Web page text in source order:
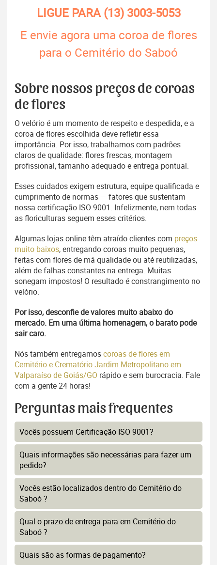
LIGUE PARA(13) 3003-5053
E envie agora uma coroa de flores
para o Cemitério do Saboó
Sobre nossos preços de coroas
de flores
O velório é um momento de respeito e despedida, e a
coroa de flores escolhida deve refletir essa
importância. Por isso, trabalhamos com padrões
claros de qualidade: flores frescas, montagem
profissional, tamanho adequado e entrega pontual.
Esses cuidados exigem estrutura, equipe qualificada e
cumprimento de normas — fatores que sustentam
nossa certificação ISO 9001. Infelizmente, nem todas
as floriculturas seguem esses critérios.
Algumas lojas online têm atraído clientes com preços
muito baixos, entregando coroas muito pequenas,
feitas com flores de má qualidade ou até reutilizadas,
além de falhas constantes na entrega. Muitas
sonegam impostos! O resultado é constrangimento no
velório.
Por isso, desconfie de valores muito abaixo do
mercado. Em uma última homenagem, o barato pode
sair caro.
Nós também entregamoscoroas de flores em
Cemitério e Crematório Jardim Metropolitano em
Valparaíso de Goiás/GO rápido e sem burocracia. Fale
com a gente 24 horas!
Perguntas mais frequentes
Vocês possuem Certificação ISO 9001?
Quais informações são necessárias para fazer um
pedido?
Vocês estão localizados dentro do Cemitério do
Saboó ?
Qual o prazo de entrega para em Cemitério do
Saboó ?
Quais são as formas de pagamento?